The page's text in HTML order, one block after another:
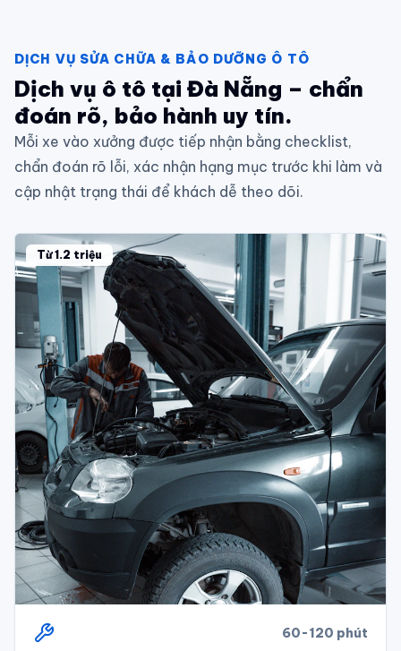
DỊCH VỤ SỬA CHỮA & BẢO DƯỠNG Ô TÔ
Dịch vụ ô tô tại Đà Nẵng – chẩn
đoán rõ, bảo hành uy tín.
Mỗi xe vào xưởng được tiếp nhận bằng checklist,
chẩn đoán rõ lỗi, xác nhận hạng mục trước khi làm và
cập nhật trạng thái để khách dễ theo dõi.
Từ 1.2 triệu
60-120 phút